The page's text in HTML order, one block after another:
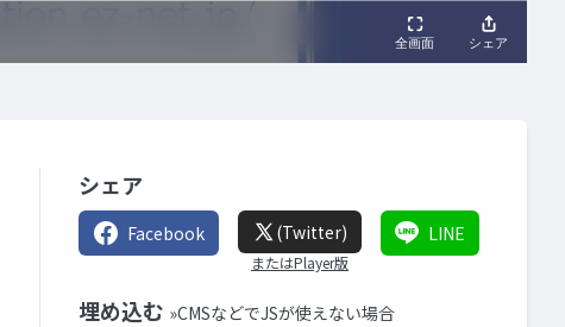
シェア
Facebook (Twitter)
またはPlayer版
LINE
埋め込む »CMSなどでJSが使えない場合